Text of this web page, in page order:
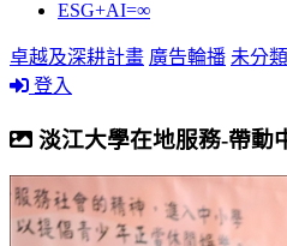
ESG+AI=∞
卓越及深耕計畫 廣告輪播 未分類
登入
淡江大學在地服務-帶動